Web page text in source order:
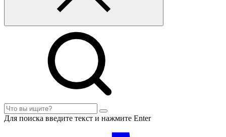
Для поиска введите текст и нажмите Enter